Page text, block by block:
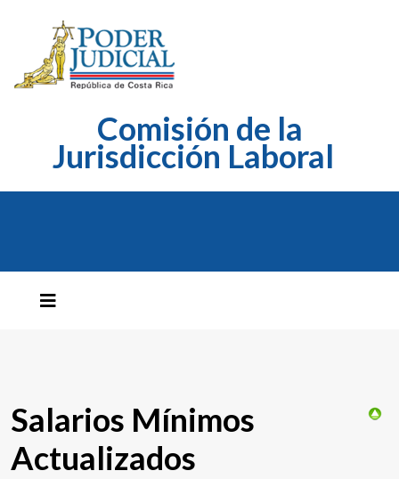
Comisión de la
Jurisdicción Laboral
Salarios Mínimos
Actualizados